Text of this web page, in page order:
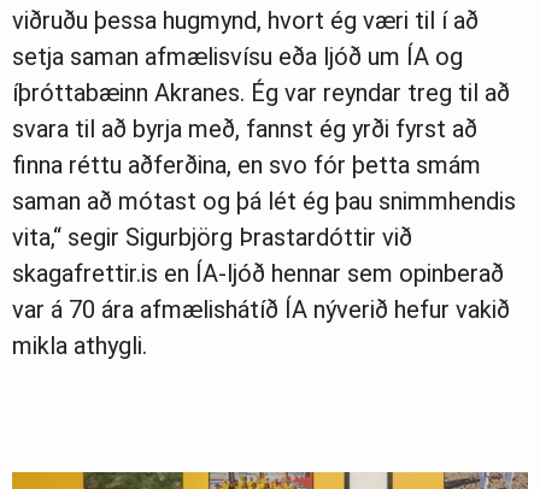
viðruðu þessa hugmynd, hvort ég væri til í að
setja saman afmælisvísu eða ljóð um ÍA og
íþróttabæinn Akranes. Ég var reyndar treg til að
svara til að byrja með, fannst ég yrði fyrst að
finna réttu aðferðina, en svo fór þetta smám
saman að mótast og þá lét ég þau snimmhendis
vita,“ segir Sigurbjörg Þrastardóttir við
skagafrettir.is en ÍA-ljóð hennar sem opinberað
var á 70 ára afmælishátíð ÍA nýverið hefur vakið
mikla athygli.